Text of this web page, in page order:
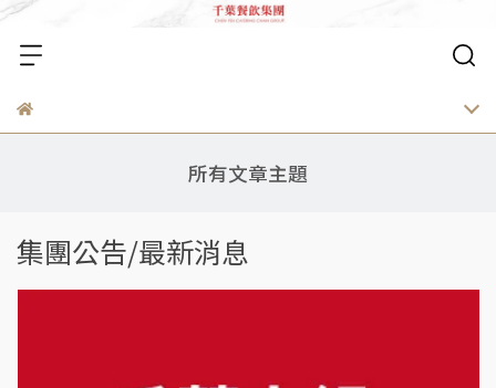
所有文章主題
集團公告/最新消息